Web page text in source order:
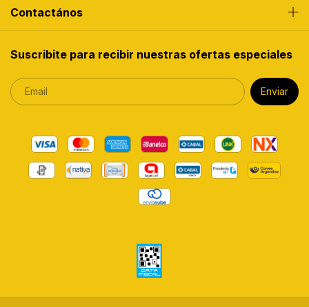
Contactános
Suscribite para recibir nuestras ofertas especiales